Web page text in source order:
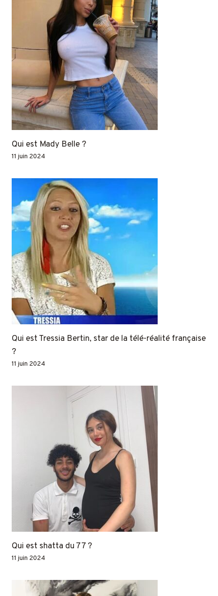
Qui est Mady Belle ?
11 juin 2024
Qui est Tressia Bertin, star de la télé-réalité française
?
11 juin 2024
Qui est shatta du 77 ?
11 juin 2024